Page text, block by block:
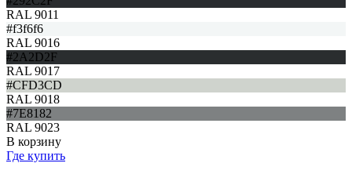
RAL 9011
#f3f6f6
RAL 9016
#2A2D2F
RAL 9017
#CFD3CD
RAL 9018
#7E8182
RAL 9023
В корзину
Где купить